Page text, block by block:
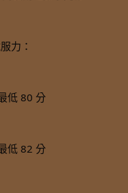
力：
低 80 分
低 82 分